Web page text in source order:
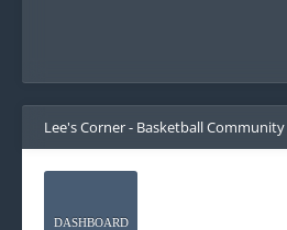
Lee's Corner - Basketball Community
DASHBOARD